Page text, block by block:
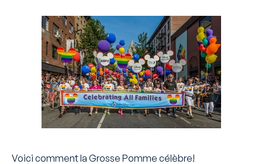
Voici comment la Grosse Pomme célèbre!